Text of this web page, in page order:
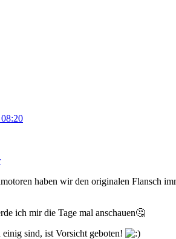
haben wir den originalen Flansch
ich mir die Tage mal anschauen🤔
sind, ist Vorsicht geboten!